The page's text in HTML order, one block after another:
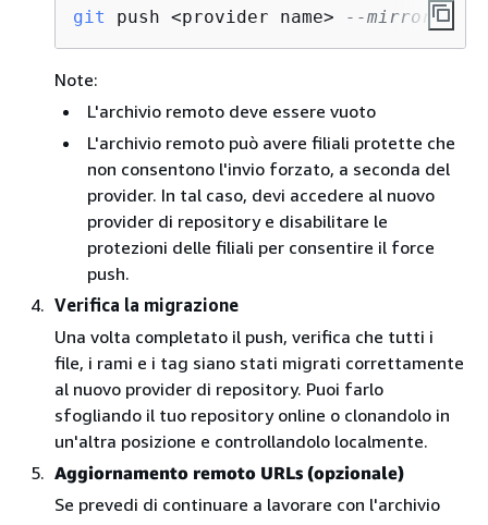
git push <provider name> --mirror
Note:
L'archivio remoto deve essere vuoto
L'archivio remoto può avere filiali protette che
non consentono l'invio forzato, a seconda del
provider. In tal caso, devi accedere al nuovo
provider di repository e disabilitare le
protezioni delle filiali per consentire il force
push.
Verifica la migrazione
Una volta completato il push, verifica che tutti i
file, i rami e i tag siano stati migrati correttamente
al nuovo provider di repository. Puoi farlo
sfogliando il tuo repository online o clonandolo in
un'altra posizione e controllandolo localmente.
Aggiornamento remoto URLs (opzionale)
Se prevedi di continuare a lavorare con l'archivio